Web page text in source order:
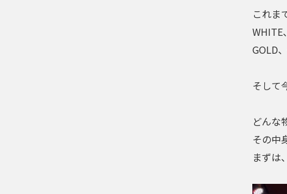
これま
WHITE
GOLD
そして
どんな
その中
まずは